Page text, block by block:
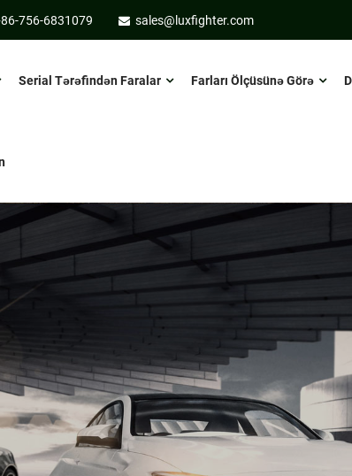
756-6831079 sales@luxfighter.com
Serial Tərəfindən Faralar Farları Ölçüsünə Görə